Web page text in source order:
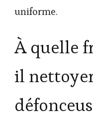
uniforme.
À quelle
il